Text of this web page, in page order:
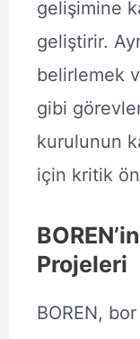
gelişimine
geliştirir.
belirlemek
gibi
kurulunun
için kritik
Projeleri
BOREN, bor